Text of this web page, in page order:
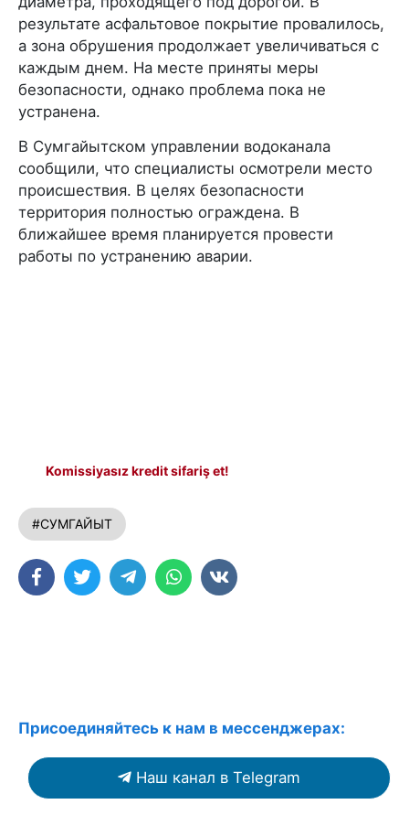
результате асфальтовое покрытие провалилось,
а зона обрушения продолжает увеличиваться с
каждым днем. На месте приняты меры
безопасности, однако проблема пока не
устранена.
В Сумгайытском управлении водоканала
сообщили, что специалисты осмотрели место
происшествия. В целях безопасности
территория полностью ограждена. В
ближайшее время планируется провести
работы по устранению аварии.
Komissiyasız kredit sifariş et!
#СУМГАЙЫТ
Присоединяйтесь к нам в мессенджерах:
Наш канал в Telegram